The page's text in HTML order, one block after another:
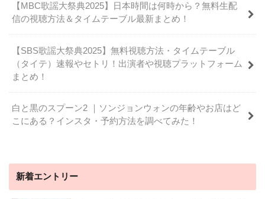
【MBC歌謡大祭典2025】日本時間は何時から？無料生配
信の視聴方法＆タイムテーブル最新まとめ！
【SBS歌謡大祭典2025】無料視聴方法・タイムテーブル
（タイテ）速報やセトリ！出演者や視聴プラットフォーム
まとめ！
白と黒のスプーン2 ｜ソンジョンウォンの年齢やお店はど
こにある？インスタ・予約方法を調べてみた！
新着エントリー